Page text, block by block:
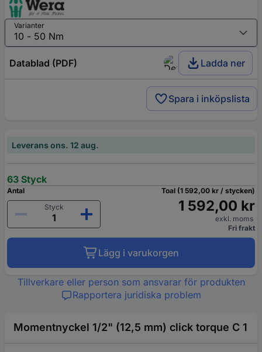
Varianter
Datablad (PDF) Ladda ner
Spara i inköpslista
Leverans ons. 12 aug.
63 Styck
Antal
Styck
Toal (1 592,00 kr / stycken)
1 592,00 kr
exkl. moms
Fri frakt
Lägg i varukorgen
Tillverkare eller person som ansvarar för produkten
Rapportera juridiska problem
Momentnyckel 1/2" (12,5 mm) click torque C 1